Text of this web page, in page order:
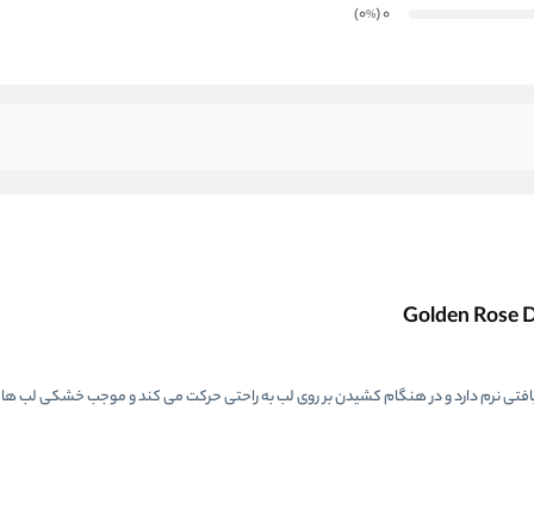
0
(0
%
)
نرم دارد و در هنگام کشیدن بر روی لب به راحتی حرکت می کند و موجب خشکی لب